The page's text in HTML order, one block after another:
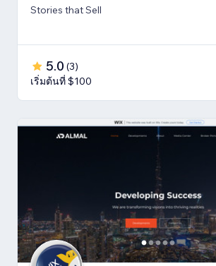
Stories that Sell
5.0 (3)
เริ่มต้นที่ $100